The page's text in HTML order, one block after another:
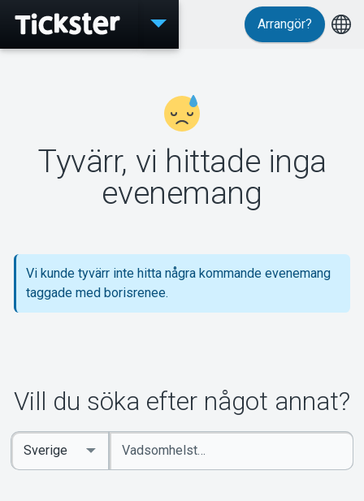
Evenemang
MyTickster
Support
Arrangör?
Tyvärr, vi hittade inga
evenemang
Vi kunde tyvärr inte hitta några kommande evenemang
taggade med borisrenee.
Vill du söka efter något annat?
Ange
sökord
Select
Country